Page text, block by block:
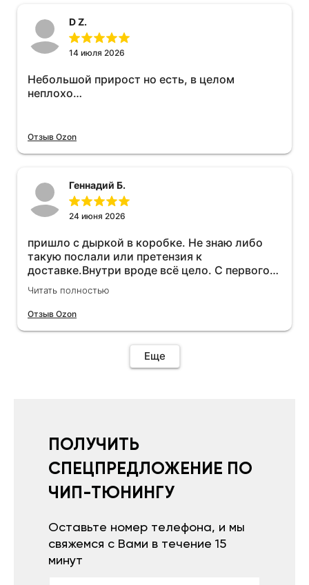
D Z.
14 июля 2026
Небольшой прирост но есть, в целом
неплохо…
Отзыв Ozon
Геннадий Б.
24 июня 2026
пришло с дыркой в коробке. Не знаю либо
такую послали или претензия к
доставке.Внутри вроде всё цело. С первого
раза установить не получается не знаю
может интернет дурит. Четыре звёзды за
упаковку с дыркой.Как опробую дополню
иначе не качает без него. Как поставил сразу
всё установилось по работе устройства
увеличился.Всем рекомендую к покупке.
Читать полностью
Отзыв Ozon
Еще
ПОЛУЧИТЬ
СПЕЦПРЕДЛОЖЕНИЕ ПО
ЧИП-ТЮНИНГУ
Оставьте номер телефона, и мы
свяжемся с Вами в течение 15
минут